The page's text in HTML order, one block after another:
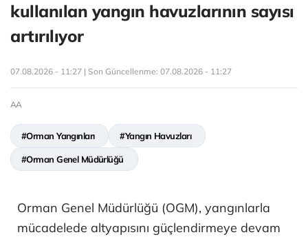
kullanılan yangın havuzlarının sayısı
artırılıyor
07.08.2026 - 11:27 | Son Güncellenme: 07.08.2026 - 11:27
AA
#Orman Yangınları #Yangın Havuzları
#Orman Genel Müdürlüğü
Orman Genel Müdürlüğü (OGM), yangınlarla
mücadelede altyapısını güçlendirmeye devam